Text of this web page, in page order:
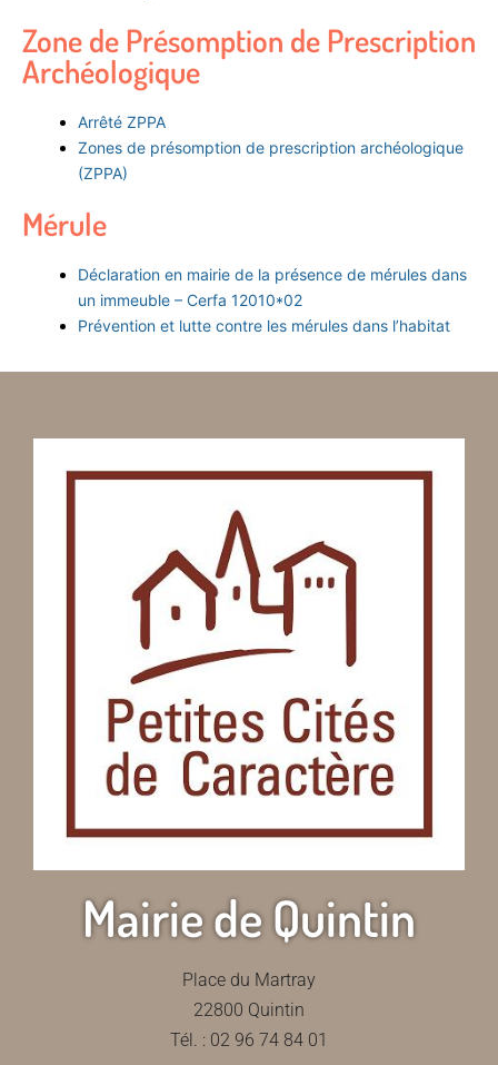
Zone de Présomption de Prescription
Archéologique
Arrêté ZPPA
Zones de présomption de prescription archéologique
(ZPPA)
Mérule
Déclaration en mairie de la présence de mérules dans
un immeuble – Cerfa 12010*02
Prévention et lutte contre les mérules dans l’habitat
Mairie de Quintin
Place du Martray
22800 Quintin
Tél. : 02 96 74 84 01